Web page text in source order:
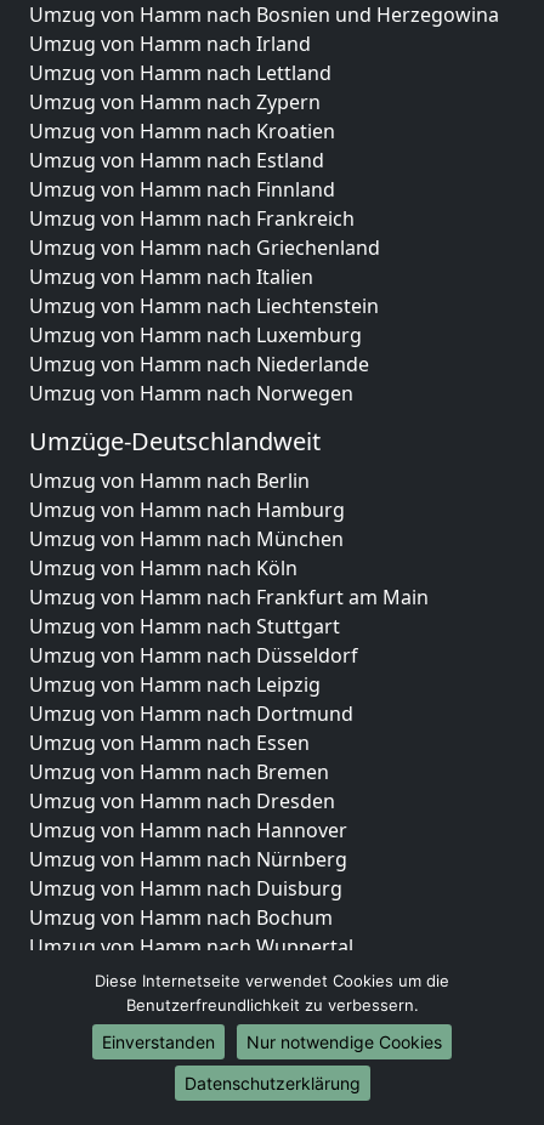
Umzug von Hamm nach Bosnien und Herzegowina
Umzug von Hamm nach Irland
Umzug von Hamm nach Lettland
Umzug von Hamm nach Zypern
Umzug von Hamm nach Kroatien
Umzug von Hamm nach Estland
Umzug von Hamm nach Finnland
Umzug von Hamm nach Frankreich
Umzug von Hamm nach Griechenland
Umzug von Hamm nach Italien
Umzug von Hamm nach Liechtenstein
Umzug von Hamm nach Luxemburg
Umzug von Hamm nach Niederlande
Umzug von Hamm nach Norwegen
Umzüge-Deutschlandweit
Umzug von Hamm nach Berlin
Umzug von Hamm nach Hamburg
Umzug von Hamm nach München
Umzug von Hamm nach Köln
Umzug von Hamm nach Frankfurt am Main
Umzug von Hamm nach Stuttgart
Umzug von Hamm nach Düsseldorf
Umzug von Hamm nach Leipzig
Umzug von Hamm nach Dortmund
Umzug von Hamm nach Essen
Umzug von Hamm nach Bremen
Umzug von Hamm nach Dresden
Umzug von Hamm nach Hannover
Umzug von Hamm nach Nürnberg
Umzug von Hamm nach Duisburg
Umzug von Hamm nach Bochum
Umzug von Hamm nach Wuppertal
Umzug von Hamm nach Bielefeld
Umzug von Hamm nach Bonn
Umzug von Hamm nach Münster
Internationale-Umzüge
Diese Internetseite verwendet Cookies um die
Benutzerfreundlichkeit zu verbessern.
Einverstanden
Nur notwendige Cookies
Datenschutzerklärung